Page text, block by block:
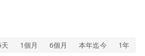
天 1個月 6個月 本年迄今 1年